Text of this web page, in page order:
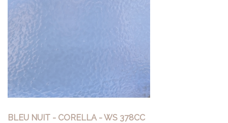
BLEU NUIT - CORELLA - WS 378CC